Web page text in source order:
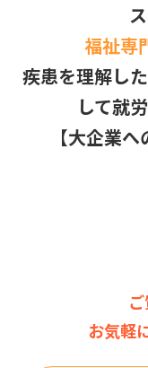
福祉専
疾患を理解し
して就
【大企業へ
お気軽